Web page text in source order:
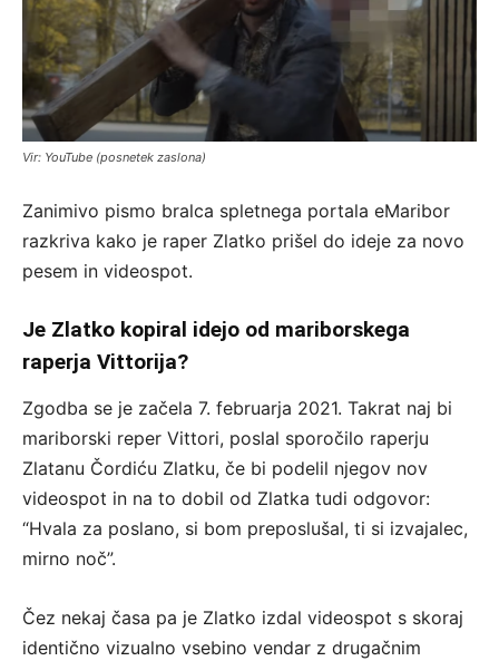
Vir: YouTube (posnetek zaslona)
Zanimivo pismo bralca spletnega portala eMaribor
razkriva kako je raper Zlatko prišel do ideje za novo
pesem in videospot.
Je Zlatko kopiral idejo od mariborskega
raperja Vittorija?
Zgodba se je začela 7. februarja 2021. Takrat naj bi
mariborski reper Vittori, poslal sporočilo raperju
Zlatanu Čordiću Zlatku, če bi podelil njegov nov
videospot in na to dobil od Zlatka tudi odgovor:
“Hvala za poslano, si bom preposlušal, ti si izvajalec,
mirno noč”.
Čez nekaj časa pa je Zlatko izdal videospot s skoraj
identično vizualno vsebino vendar z drugačnim